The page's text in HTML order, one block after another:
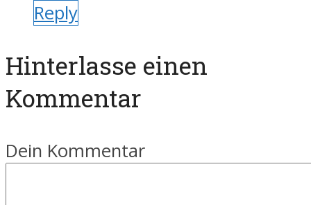
Reply
Hinterlasse einen
Kommentar
Dein Kommentar